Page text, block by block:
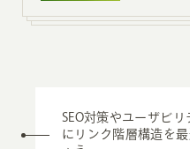
SEO対策やユーザビリ
にリンク階層構造を